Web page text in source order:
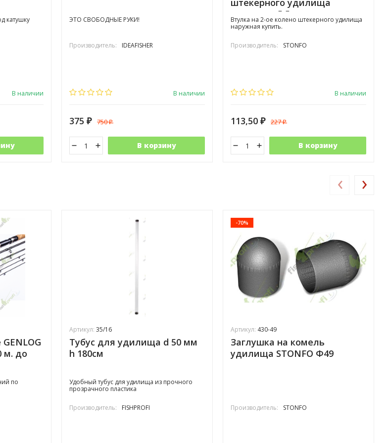
катушку
В наличии
ЭТО СВОБОДНЫЕ РУКИ!
Производитель: IDEAFISHER
В наличии
375 ₽ 750₽
В корзину
штекерного удилища
наружная 5,5мм
Втулка на 2-ое колено штекерного удилища
наружная купить.
Производитель: STONFO
В наличии
113,50 ₽ 227₽
В корзину
м. до
по
Артикул: 35/16
Тубус для удилища d 50 мм
h 180см
​Удобный тубус для удилища из прочного
прозрачного пластика
Производитель: FISHPROFI
-70%
Артикул: 430-49
Заглушка на комель
удилища STONFO Ф49
Производитель: STONFO
‹ ›